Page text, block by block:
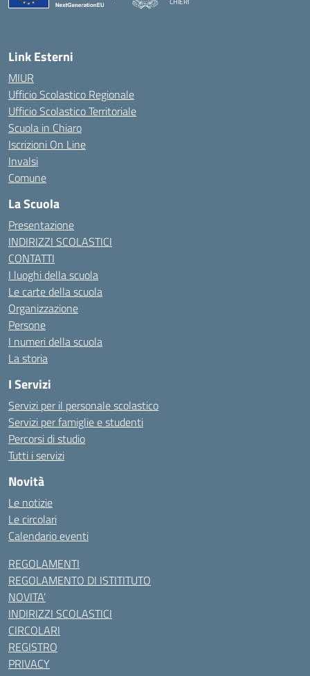
Link Esterni
MIUR
Ufficio Scolastico Regionale
Ufficio Scolastico Territoriale
Scuola in Chiaro
Iscrizioni On Line
Invalsi
Comune
La Scuola
Presentazione
INDIRIZZI SCOLASTICI
CONTATTI
I luoghi della scuola
Le carte della scuola
Organizzazione
Persone
I numeri della scuola
La storia
I Servizi
Servizi per il personale scolastico
Servizi per famiglie e studenti
Percorsi di studio
Tutti i servizi
Novità
Le notizie
Le circolari
Calendario eventi
REGOLAMENTI
REGOLAMENTO DI ISTITITUTO
NOVITA’
INDIRIZZI SCOLASTICI
CIRCOLARI
REGISTRO
PRIVACY